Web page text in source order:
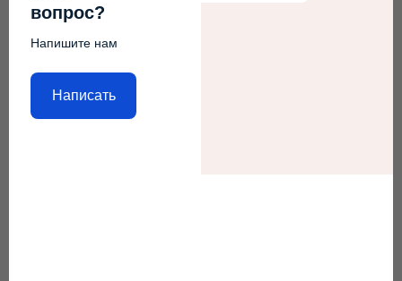
вопрос?
Напишите нам
Написать